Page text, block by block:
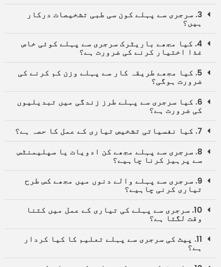
3. سرجری سے پہلے کون سی طبی تشخیصات درکار
ہیں؟
4. کیا مجھے باریٹرک سرجری سے پہلے کوئی خاص
غذا اختیار کرنے کی ضرورت ہے؟
5. کیا مجھے طریقہ کار سے پہلے وزن کم کرنے کی
ضرورت ہوگی؟
6. کیا سرجری سے پہلے طرز زندگی میں تبدیلیوں
کی ضرورت ہے؟
7. کیا نفسیاتی تشخیص تیاری کے عمل کا حصہ ہے؟
8. سرجری سے پہلے مجھے کن ادویات یا سپلیمنٹس
سے پرہیز کرنا چاہیے؟
9. سرجری سے پہلے والے دنوں میں مجھے کس طرح
تیاری کرنی چاہیے؟
10. سرجری سے پہلے کی تیاری کے عمل میں کتنا
وقت لگتا ہے؟
11. پیٹ کی سرجری سے پہلے تعلیم کا کیا کردار
ہے؟